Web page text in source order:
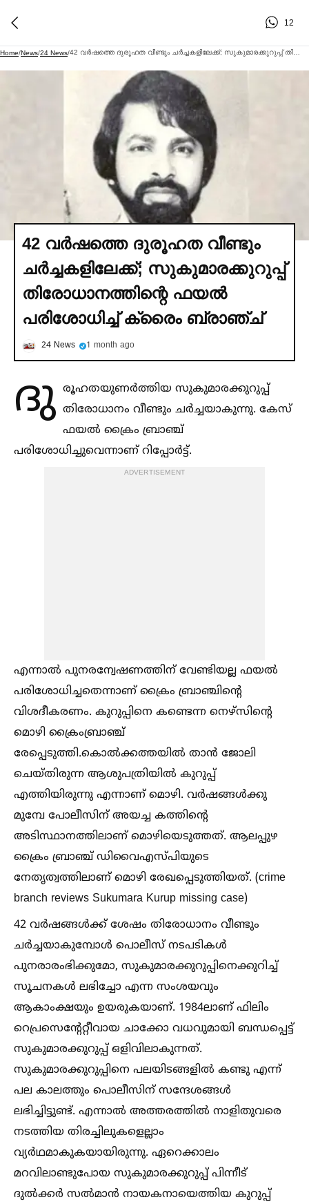
12
Home/News/24 News/
42 വര്‍ഷത്തെ ദുരൂഹത വീണ്ടും
ചര്‍ച്ചകളിലേക്ക്; സുകുമാരക്കുറുപ്പ്
തിരോധാനത്തിന്റെ ഫയല്‍
പരിശോധിച്ച്‌ ക്രൈം ബ്രാഞ്ച്
24 News 1 month ago
ദു രൂഹതയുണര്‍ത്തിയ സുകുമാരക്കുറുപ്പ്
തിരോധാനം വീണ്ടും ചര്‍ച്ചയാകുന്നു. കേസ്
ഫയല്‍ ക്രൈം ബ്രാഞ്ച്
പരിശോധിച്ചുവെന്നാണ് റിപ്പോര്‍ട്ട്.
ADVERTISEMENT
എന്നാല്‍ പുനരന്വേഷണത്തിന് വേണ്ടിയല്ല ഫയല്‍
പരിശോധിച്ചതെന്നാണ് ക്രൈം ബ്രാഞ്ചിന്റെ
വിശദീകരണം. കുറുപ്പിനെ കണ്ടെന്ന നെഴ്സിന്റെ
മൊഴി ക്രൈംബ്രാഞ്ച്
രേപ്പെടുത്തി.കൊല്‍ക്കത്തയില്‍ താൻ ജോലി
ചെയ്തിരുന്ന ആശുപത്രിയില്‍ കുറുപ്പ്
എത്തിയിരുന്നു എന്നാണ് മൊഴി. വർഷങ്ങള്‍ക്കു
മുമ്പേ പോലീസിന് അയച്ച കത്തിന്റെ
അടിസ്ഥാനത്തിലാണ് മൊഴിയെടുത്തത്. ആലപ്പുഴ
ക്രൈം ബ്രാഞ്ച് ഡിവൈഎസ്പിയുടെ
നേതൃത്വത്തിലാണ് മൊഴി രേഖപ്പെടുത്തിയത്. (crime
branch reviews Sukumara Kurup missing case)
42 വര്‍ഷങ്ങള്‍ക്ക് ശേഷം തിരോധാനം വീണ്ടും
ചര്‍ച്ചയാകുമ്പോള്‍ പൊലീസ് നടപടികള്‍
പുനരാരംഭിക്കുമോ, സുകുമാരക്കുറുപ്പിനെക്കുറിച്ച്‌
സൂചനകള്‍ ലഭിച്ചോ എന്ന സംശയവും
ആകാംക്ഷയും ഉയരുകയാണ്. 1984ലാണ് ഫിലിം
റെപ്രസെന്റേറ്റീവായ ചാക്കോ വധവുമായി ബന്ധപ്പെട്ട്
സുകുമാരക്കുറുപ്പ് ഒളിവിലാകുന്നത്.
സുകുമാരക്കുറുപ്പിനെ പലയിടങ്ങളില്‍ കണ്ടു എന്ന്
പല കാലത്തും പൊലീസിന് സന്ദേശങ്ങള്‍
ലഭിച്ചിട്ടുണ്ട്. എന്നാല്‍ അത്തരത്തില്‍ നാളിതുവരെ
നടത്തിയ തിരച്ചിലുകളെല്ലാം
വ്യര്‍ഥമാകുകയായിരുന്നു. ഏറെക്കാലം
മറവിലാണ്ടുപോയ സുകുമാരക്കുറുപ്പ് പിന്നീട്
ദുല്‍ക്കര്‍ സല്‍മാന്‍ നായകനായെത്തിയ കുറുപ്പ്